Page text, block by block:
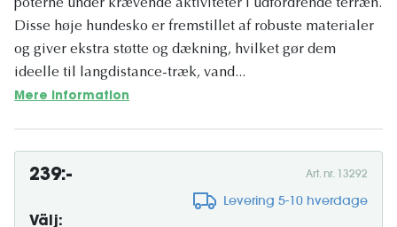
poterne under krævende aktiviteter i udfordrende terræn.
Disse høje hundesko er fremstillet af robuste materialer
og giver ekstra støtte og dækning, hvilket gør dem
ideelle til langdistance-træk, vand...
Mere information
239:- Art. nr. 13292
Levering 5-10 hverdage
Välj: